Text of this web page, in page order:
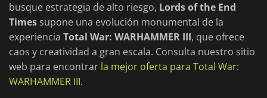
busque estrategia de alto riesgo, Lords of the End
Times supone una evolución monumental de la
experiencia Total War: WARHAMMER III, que ofrece
caos y creatividad a gran escala. Consulta nuestro sitio
web para encontrar la mejor oferta para Total War:
WARHAMMER III.